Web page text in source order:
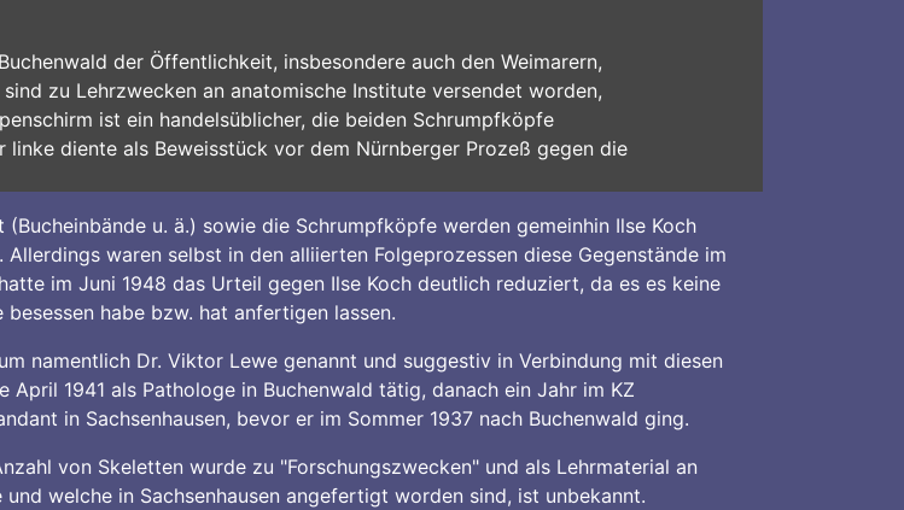
der Öffentlichkeit, insbesondere auch den Weimarern,
zu Lehrzwecken an anatomische Institute versendet worden,
ist ein handelsüblicher, die beiden Schrumpfköpfe
diente als Beweisstück vor dem Nürnberger Prozeß gegen die
u. ä.) sowie die Schrumpfköpfe werden gemeinhin Ilse Koch
waren selbst in den alliierten Folgeprozessen diese Gegenstände im
im Juni 1948 das Urteil gegen Ilse Koch deutlich reduziert, da es es keine
habe bzw. hat anfertigen lassen.
namentlich Dr. Viktor Lewe genannt und suggestiv in Verbindung mit diesen
1941 als Pathologe in Buchenwald tätig, danach ein Jahr im KZ
in Sachsenhausen, bevor er im Sommer 1937 nach Buchenwald ging.
von Skeletten wurde zu "Forschungszwecken" und als Lehrmaterial an
welche in Sachsenhausen angefertigt worden sind, ist unbekannt.